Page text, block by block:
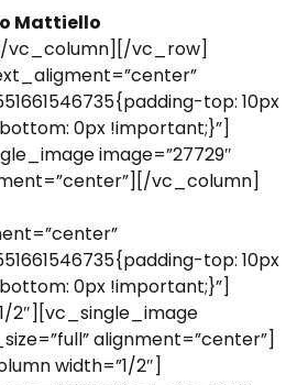
Mattiello
vc_row]
top: 10px
0px !important;}”]
image=”27729″
vc_column]
top: 10px
0px !important;}”]
2″][vc_single_image
alignment=”center”]
width=”1/2″]